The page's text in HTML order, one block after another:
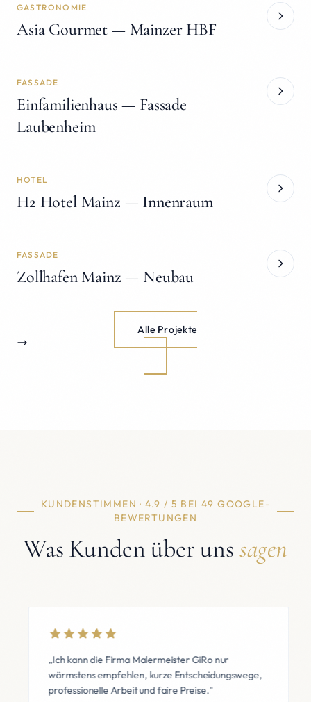
GASTRONOMIE
Asia Gourmet — Mainzer HBF
FASSADE
Einfamilienhaus — Fassade
Laubenheim
HOTEL
H2 Hotel Mainz — Innenraum
FASSADE
Zollhafen Mainz — Neubau
Alle Projekte
KUNDENSTIMMEN · 4.9 / 5 BEI 49 GOOGLE-
BEWERTUNGEN
Was Kunden über uns sagen
„Ich kann die Firma Malermeister GiRo nur
wärmstens empfehlen, kurze Entscheidungswege,
professionelle Arbeit und faire Preise."